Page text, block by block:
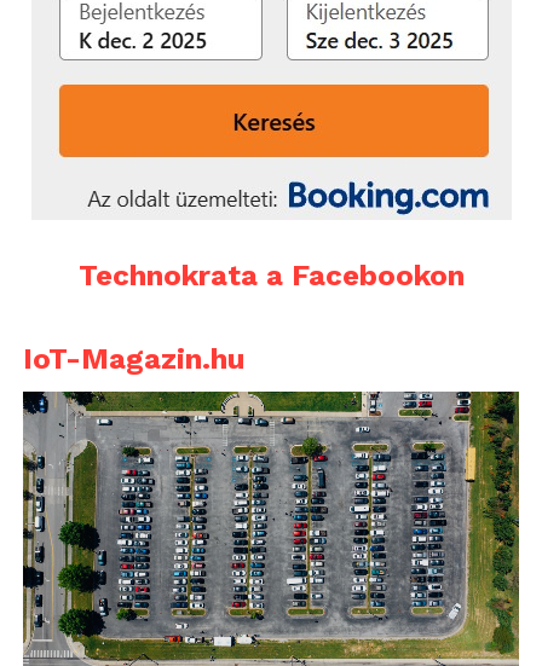
Technokrata a Facebookon
IoT-Magazin.hu